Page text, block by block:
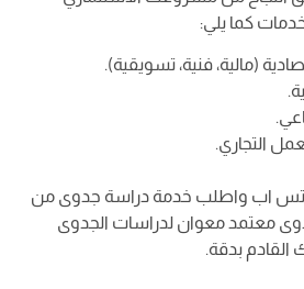
كما يلي:
(مالية، فنية، تسويقية).
التجاري.
اب واطلب خدمة دراسة جدوى من
معتمد معوان لدراسات الجدوى
بدقة.